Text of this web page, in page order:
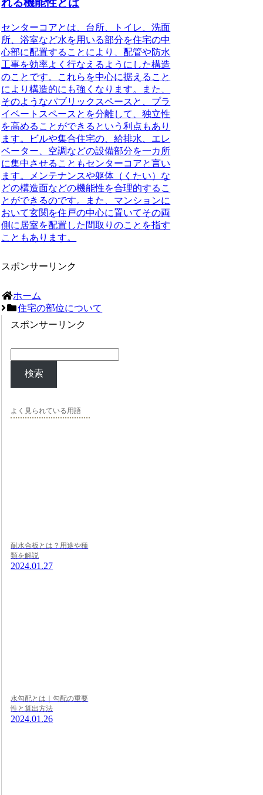
れる機能性とは
センターコアとは、台所、トイレ、洗面
所、浴室など水を用いる部分を住宅の中
心部に配置することにより、配管や防水
工事を効率よく行なえるようにした構造
のことです。
これらを中心に据えること
により構造的にも強くなります。また、
そのようなパブリックスペースと、プラ
イベートスペースとを分離して、独立性
を高めることができるという利点もあり
ます。ビルや集合住宅の、給排水、エレ
ベーター、空調などの設備部分を一カ所
に集中させることもセンターコアと言い
ます。メンテナンスや躯体（くたい）な
どの構造面などの機能性を合理的するこ
とができるのです。また、マンションに
おいて玄関を住戸の中心に置いてその両
側に居室を配置した間取りのこと を指す
こともあります。
スポンサーリンク
ホーム
住宅の部位について
スポンサーリンク
検索
よく見られている用語
耐水合板とは？用途や種
類を解説
2024.01.27
水勾配とは｜勾配の重要
性と算出方法
2024.01.26